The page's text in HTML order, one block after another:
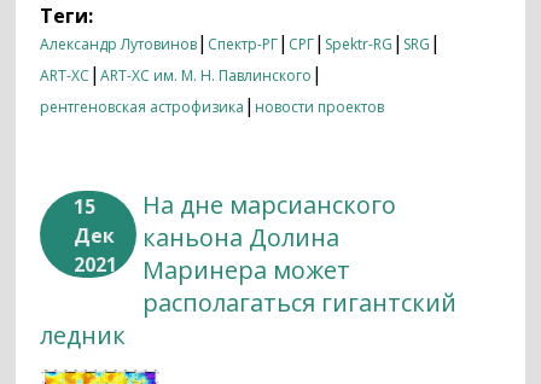
Теги:
Александр Лутовинов| Спектр-РГ| СРГ| Spektr-RG | SRG |
ART-XC |ART-XC им. М. Н. Павлинского |
рентгеновская астрофизика | новости проектов
15
Дек
2021
На дне марсианского
каньона Долина
Маринера может
располагаться гигантский
ледник